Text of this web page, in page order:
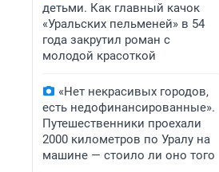
детьми. Как главный качок
«Уральских пельменей» в 54
года закрутил роман с
молодой красоткой
«Нет некрасивых городов,
есть недофинансированные».
Путешественники проехали
2000 километров по Уралу на
машине — стоило ли оно того